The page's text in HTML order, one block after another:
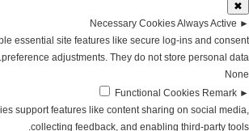
✖
►
Necessary CookiesAlways Active
essential site features like secure log-ins and consent
preference adjustments. They do not store personal data.
None
►
Functional Cookies Remark
support features like content sharing on social media,
collecting feedback, and enabling third-party tools.